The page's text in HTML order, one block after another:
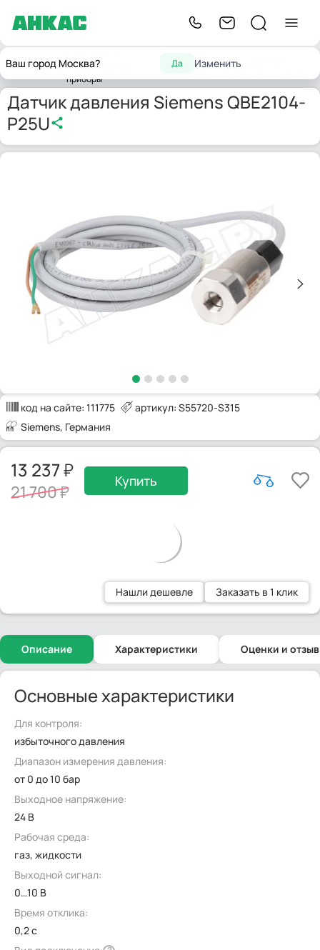
Ваш город Москва? Да Изменить
Главнаяизмерительные
приборы
Датчики
Датчик давления
Датчик давления Siemens QBE2104-
P25U
код на сайте: 111775
артикул: S55720-S315
Siemens, Германия
13 237
21 700
Купить
Нашли дешевле Заказать в 1 клик
Описание Характеристики Оценки и
Основные характеристики
Для контроля:
избыточного давления
Диапазон измерения давления:
от 0 до 10 бар
Выходное напряжение:
24 В
Рабочая среда:
газ, жидкости
Выходной сигнал:
0…10 В
Время отклика:
0,2 с